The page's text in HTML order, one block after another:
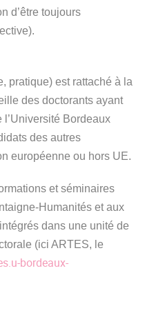
d’être toujours
pratique) est rattaché à la
des doctorants ayant
Bordeaux
des autres
européenne ou hors UE.
et séminaires
Humanités et aux
dans une unité de
(ici ARTES, le
bordeaux-